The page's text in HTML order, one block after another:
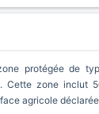
protégée de
Cette zone inclut
agricole